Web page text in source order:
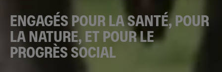
ENGAGÉS POUR LA SANTÉ, POUR
LA NATURE, ET POUR LE
PROGRÈS SOCIAL